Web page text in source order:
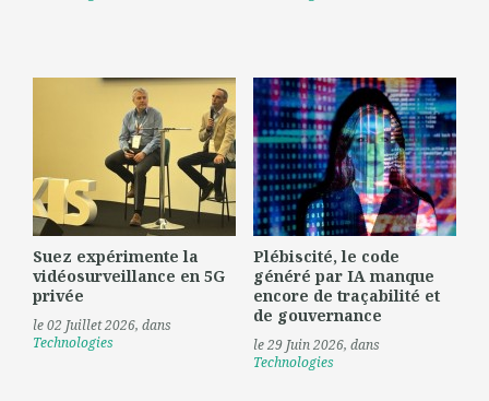
Suez expérimente la
vidéosurveillance en 5G
privée
le 02 Juillet 2026, dans
Technologies
Plébiscité, le code
généré par IA manque
encore de traçabilité et
de gouvernance
le 29 Juin 2026, dans
Technologies